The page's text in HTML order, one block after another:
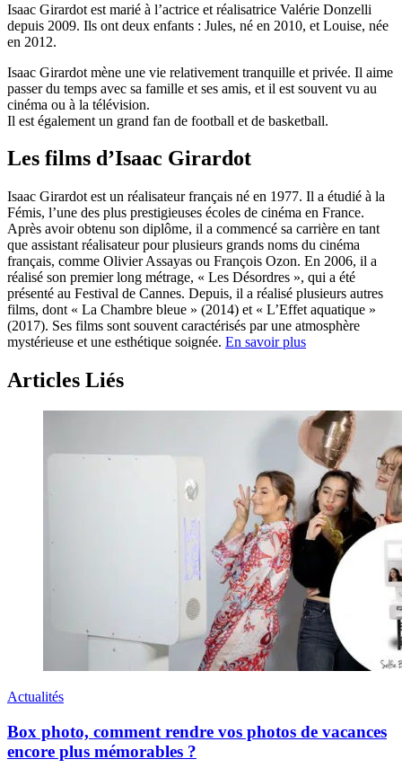
Isaac Girardot est marié à l’actrice et réalisatrice Valérie Donzelli
depuis 2009. Ils ont deux enfants : Jules, né en 2010, et Louise, née
en 2012.
Isaac Girardot mène une vie relativement tranquille et privée. Il aime
passer du temps avec sa famille et ses amis, et il est souvent vu au
cinéma ou à la télévision.
Il est également un grand fan de football et de basketball.
Les films d’Isaac Girardot
Isaac Girardot est un réalisateur français né en 1977. Il a étudié à la
Fémis, l’une des plus prestigieuses écoles de cinéma en France.
Après avoir obtenu son diplôme, il a commencé sa carrière en tant
que assistant réalisateur pour plusieurs grands noms du cinéma
français, comme Olivier Assayas ou François Ozon. En 2006, il a
réalisé son premier long métrage, « Les Désordres », qui a été
présenté au Festival de Cannes. Depuis, il a réalisé plusieurs autres
films, dont « La Chambre bleue » (2014) et « L’Effet aquatique »
(2017). Ses films sont souvent caractérisés par une atmosphère
mystérieuse et une esthétique soignée. En savoir plus
Articles Liés
Actualités
Box photo, comment rendre vos photos de vacances
encore plus mémorables ?